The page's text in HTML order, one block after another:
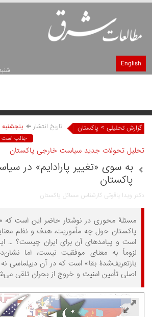
English
شنبه ۱۷ مرداد ۱۴۰۵
گزارش تحلیلی > پاکستان تاریخ انتشار پنجشنبه ۲۷ آذر ۱۴۰۴ ساعت ۱۰:۴۵
جالب است
تحلیل تحولات جدید سیاست خارجی پاکستان
به سوی «تغییر پارادایم» در
پاکستان
دکتر ویدا یاقوتی کارشناس مسائل پاکستان
مسئلۀ محوری در نوشتار حاضر این است که
پاکستان حول چه مأموریت، هدف و نظم
است و پیامدهای آن برای ایران چیست؟ …
لزوماً به معنای موفقیت نیست، اما
بازتعریف‌شدۀ بقا» است که در آن دیپلماسی نه
اصلی تأمین امنیت و خروج از بحران تلقی